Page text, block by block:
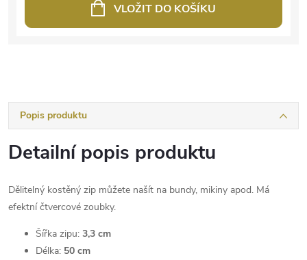
VLOŽIT DO KOŠÍKU
Popis produktu
Detailní popis produktu
Dělitelný kostěný zip můžete našít na bundy, mikiny apod. Má
efektní čtvercové zoubky.
Šířka zipu: 3,3 cm
Délka: 50 cm